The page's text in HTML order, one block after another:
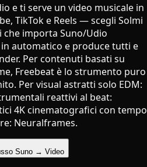
e ti serve un video musicale in
TikTok e Reels — scegli Solmi
che importa Suno/Udio
automatico e produce tutti e
Per contenuti basati su
Freebeat è lo strumento puro
Per visual astratti solo EDM:
reattivi al beat:
4K cinematografici con tempo
Neuralframes.
Suno → Video